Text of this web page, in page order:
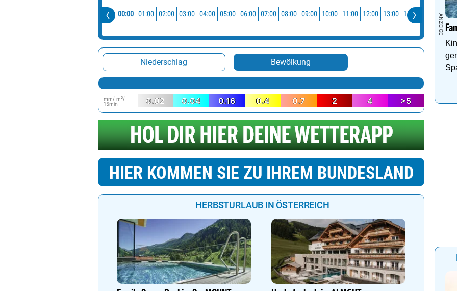
00:00 01:00 02:00 03:00 04:00 05:00 06:00 07:00 08:00 09:00 10:00 11:00 12:00 13:00 14:00 15:00
Niederschlag Bewölkung
mm/ m²/
15min
0.02 0.04 0.16 0.4 0.7 2 4 >5
HIER KOMMEN SIE ZU IHREM BUNDESLAND
HERBSTURLAUB IN ÖSTERREICH